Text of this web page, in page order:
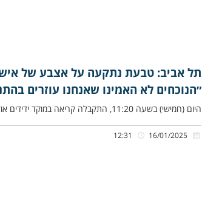
תל אביב: טבעת נתקעה על אצבע של
״הנוכחים לא האמינו שאנחנו עוזרים
היום (חמישי) בשעה 11:20, התקבלה קריאה במוקד ידידים אודות גברת שטבעתהּ נתקעה על אצבעהּ ללא יכולת להוציאהּ, ברחוב יצחק שדה